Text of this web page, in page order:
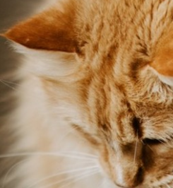
oss?
via Mine sider